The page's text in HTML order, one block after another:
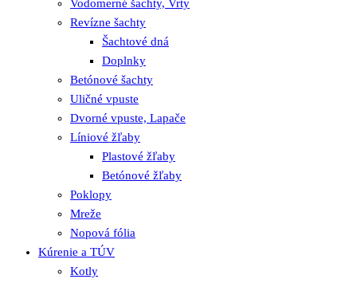
Vodomerné šachty, Vrty
Revízne šachty
Šachtové dná
Doplnky
Betónové šachty
Uličné vpuste
Dvorné vpuste, Lapače
Líniové žľaby
Plastové žľaby
Betónové žľaby
Poklopy
Mreže
Nopová fólia
Kúrenie a TÚV
Kotly